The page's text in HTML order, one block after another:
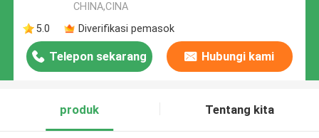
CHINA,CINA
5.0
Diverifikasi pemasok
Telepon sekarang Hubungi kami
produk Tentang kita